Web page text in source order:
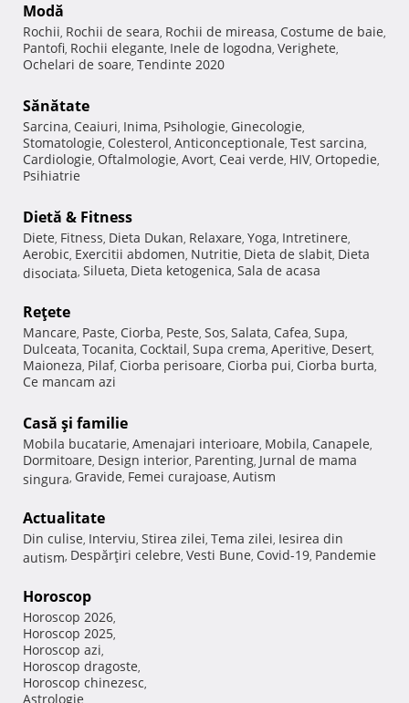
Modă
Rochii, Rochii de seara, Rochii de mireasa, Costume de baie,
Pantofi, Rochii elegante, Inele de logodna, Verighete,
Ochelari de soare, Tendinte 2020
Sănătate
Sarcina, Ceaiuri, Inima, Psihologie, Ginecologie,
Stomatologie, Colesterol, Anticonceptionale, Test sarcina,
Cardiologie, Oftalmologie, Avort, Ceai verde, HIV, Ortopedie,
Psihiatrie
Dietă & Fitness
Diete, Fitness, Dieta Dukan, Relaxare, Yoga, Intretinere,
Aerobic, Exercitii abdomen, Nutritie, Dieta de slabit, Dieta
disociata, Silueta, Dieta ketogenica, Sala de acasa
Reţete
Mancare, Paste, Ciorba, Peste, Sos, Salata, Cafea, Supa,
Dulceata, Tocanita, Cocktail, Supa crema, Aperitive, Desert,
Maioneza, Pilaf, Ciorba perisoare, Ciorba pui, Ciorba burta,
Ce mancam azi
Casă şi familie
Mobila bucatarie, Amenajari interioare, Mobila, Canapele,
Dormitoare, Design interior, Parenting, Jurnal de mama
singura, Gravide, Femei curajoase, Autism
Actualitate
Din culise, Interviu, Stirea zilei, Tema zilei, Iesirea din
autism, Despărţiri celebre, Vesti Bune, Covid-19, Pandemie
Horoscop
Horoscop 2026,
Horoscop 2025,
Horoscop azi,
Horoscop dragoste,
Horoscop chinezesc,
Astrologie